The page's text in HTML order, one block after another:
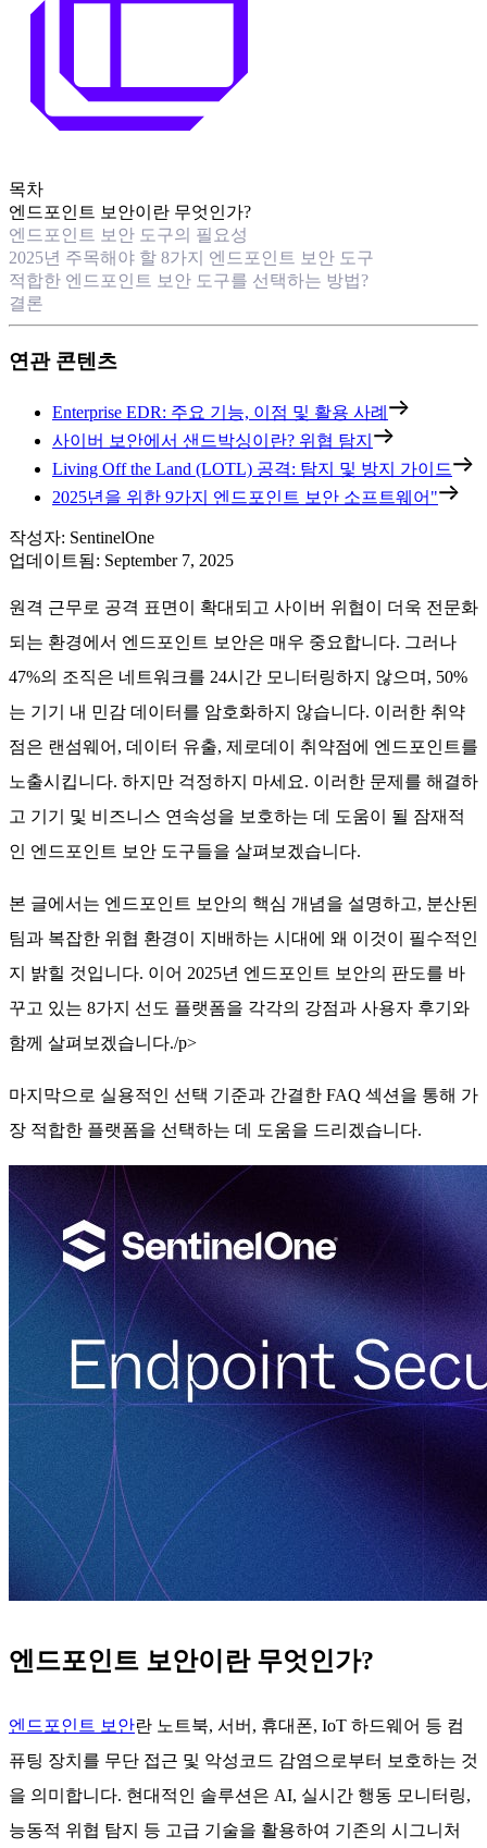
목차
엔드포인트 보안이란 무엇인가?
엔드포인트 보안 도구의 필요성
2025년 주목해야 할 8가지 엔드포인트 보안 도구
적합한 엔드포인트 보안 도구를 선택하는 방법?
결론
연관 콘텐츠
Enterprise EDR: 주요 기능, 이점 및 활용 사례
사이버 보안에서 샌드박싱이란? 위협 탐지
Living Off the Land (LOTL) 공격: 탐지 및 방지 가이드
2025년을 위한 9가지 엔드포인트 보안 소프트웨어"
작성자: SentinelOne
업데이트됨: September 7, 2025
원격 근무로 공격 표면이 확대되고 사이버 위협이 더욱 전문화
되는 환경에서 엔드포인트 보안은 매우 중요합니다. 그러나
47%의 조직은 네트워크를 24시간 모니터링하지 않으며, 50%
는 기기 내 민감 데이터를 암호화하지 않습니다. 이러한 취약
점은 랜섬웨어, 데이터 유출, 제로데이 취약점에 엔드포인트를
노출시킵니다. 하지만 걱정하지 마세요. 이러한 문제를 해결하
고 기기 및 비즈니스 연속성을 보호하는 데 도움이 될 잠재적
인 엔드포인트 보안 도구들을 살펴보겠습니다.
본 글에서는 엔드포인트 보안의 핵심 개념을 설명하고, 분산된
팀과 복잡한 위협 환경이 지배하는 시대에 왜 이것이 필수적인
지 밝힐 것입니다. 이어 2025년 엔드포인트 보안의 판도를 바
꾸고 있는 8가지 선도 플랫폼을 각각의 강점과 사용자 후기와
함께 살펴보겠습니다./p>
마지막으로 실용적인 선택 기준과 간결한 FAQ 섹션을 통해 가
장 적합한 플랫폼을 선택하는 데 도움을 드리겠습니다.
엔드포인트 보안이란 무엇인가?
엔드포인트 보안란 노트북, 서버, 휴대폰, IoT 하드웨어 등 컴
퓨팅 장치를 무단 접근 및 악성코드 감염으로부터 보호하는 것
을 의미합니다. 현대적인 솔루션은 AI, 실시간 행동 모니터링,
능동적 위협 탐지 등 고급 기술을 활용하여 기존의 시그니처